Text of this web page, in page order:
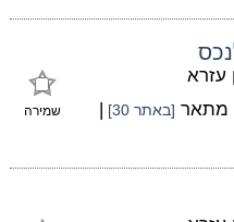
שמירה
עזרא
מתאר [באתר 30]
|